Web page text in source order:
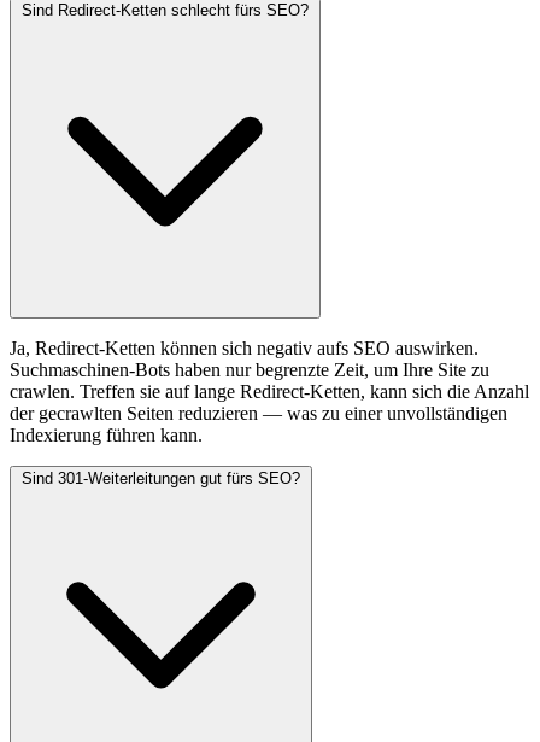
Sind Redirect-Ketten schlecht fürs SEO?
Ja, Redirect-Ketten können sich negativ aufs SEO auswirken.
Suchmaschinen-Bots haben nur begrenzte Zeit, um Ihre Site zu
crawlen. Treffen sie auf lange Redirect-Ketten, kann sich die Anzahl
der gecrawlten Seiten reduzieren — was zu einer unvollständigen
Indexierung führen kann.
Sind 301-Weiterleitungen gut fürs SEO?